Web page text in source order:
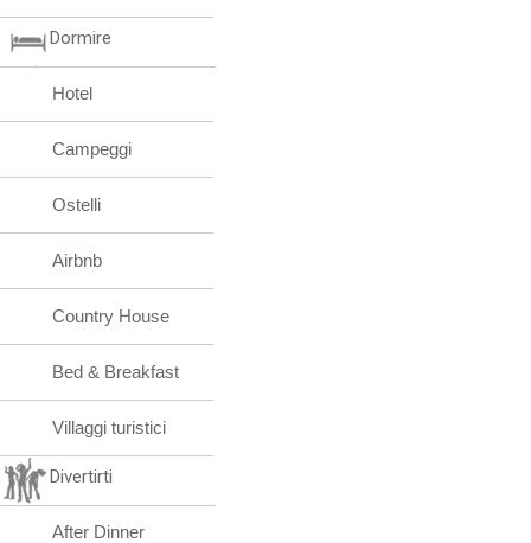
Dormire
Hotel
Campeggi
Ostelli
Airbnb
Country House
Bed & Breakfast
Villaggi turistici
Divertirti
After Dinner